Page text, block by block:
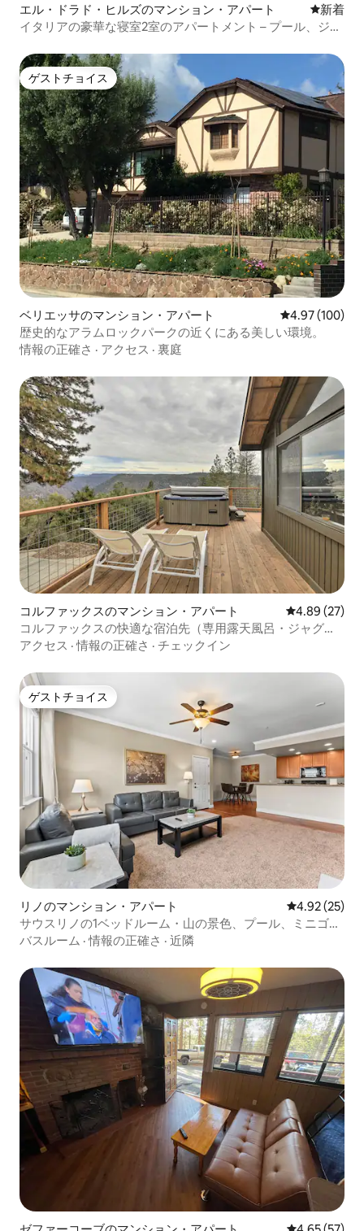
エル・ドラド・ヒルズのマンション・アパート 新しい宿
新着
イタリアの豪華な寝室2室のアパートメント – プール、ジ
ゲストチョイス
ゲストチョイス
ベリエッサのマンション・アパート レビュー100
4.97 (100)
歴史的なアラムロックパークの近くにある美しい環境。
情報の正確さ · アクセス · 裏庭
コルファックスのマンション・アパート レビュー27
4.89 (27)
コルファックスの快適な宿泊先（専用露天風呂・ジャグジ
ー付き）！
アクセス ·情報の正確さ · チェックイン
ゲストチョイス
ゲストチョイス
リノのマンション・アパート レビュー25
4.92 (25)
サウスリノの1ベッドルーム・山の景色、プール、ミニゴル
フ
バスルーム ·情報の正確さ · 近隣